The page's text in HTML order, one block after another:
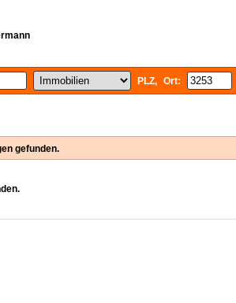
PLZ, Ort:
gefunden.